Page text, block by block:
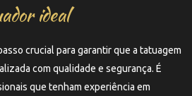
ideal
crucial para garantir que a tatuagem
com qualidade e segurança. É
que tenham experiência em